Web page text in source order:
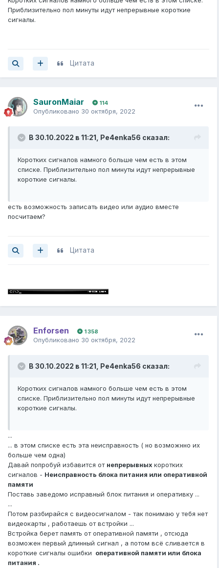
2 коротких
Имеются не критичные ошибки.
1 короткий + 1 длинный
Об ошибке сигнализирует видеокарта
Ошибка при чтении из ПЗУ
Непрерывные короткие сигналы
Непрерывные длинные гудки
Проблемы с
Неисправность процессора
Приблизительно пол минуты идут непрерывные короткие
сигналы.
Цитата
SauronMaiar 114
Опубликовано 30 октября, 2022
В 30.10.2022 в 11:21, Pe4enka56 сказал:
Коротких сигналов намного больше чем есть в этом
списке. Приблизительно пол минуты идут непрерывные
короткие сигналы.
есть возможность записать видео или аудио вместе
посчитаем?
Цитата
Enforsen 1 358
Опубликовано 30 октября, 2022
В 30.10.2022 в 11:21, Pe4enka56 сказал:
Коротких сигналов намного больше чем есть в этом
списке. Приблизительно пол минуты идут непрерывные
короткие сигналы.
...
... в этом списке есть эта неисправность ( но возможнно их
больше чем одна)
Давай попробуй избавится от непрерывных коротких
сигналов - Неисправность блока питания или оперативной
памяти
Поставь заведомо исправный блок питания и оперативку ...
...
Потом разбирайся с видеосигналом - так понимаю у тебя нет
видеокарты , работаешь от встройки ...
Встройка берет память от оперативной памяти , отсюда
возможен первый длинный сигнал , а потом всё сливается в
короткие сигналы ошибки оперативной памяти или блока
питания .